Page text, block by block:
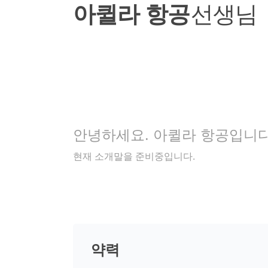
보
아퀼라 항공선생님
안녕하세요. 아퀼라 항공입니
현재 소개말을 준비중입니다.
약력